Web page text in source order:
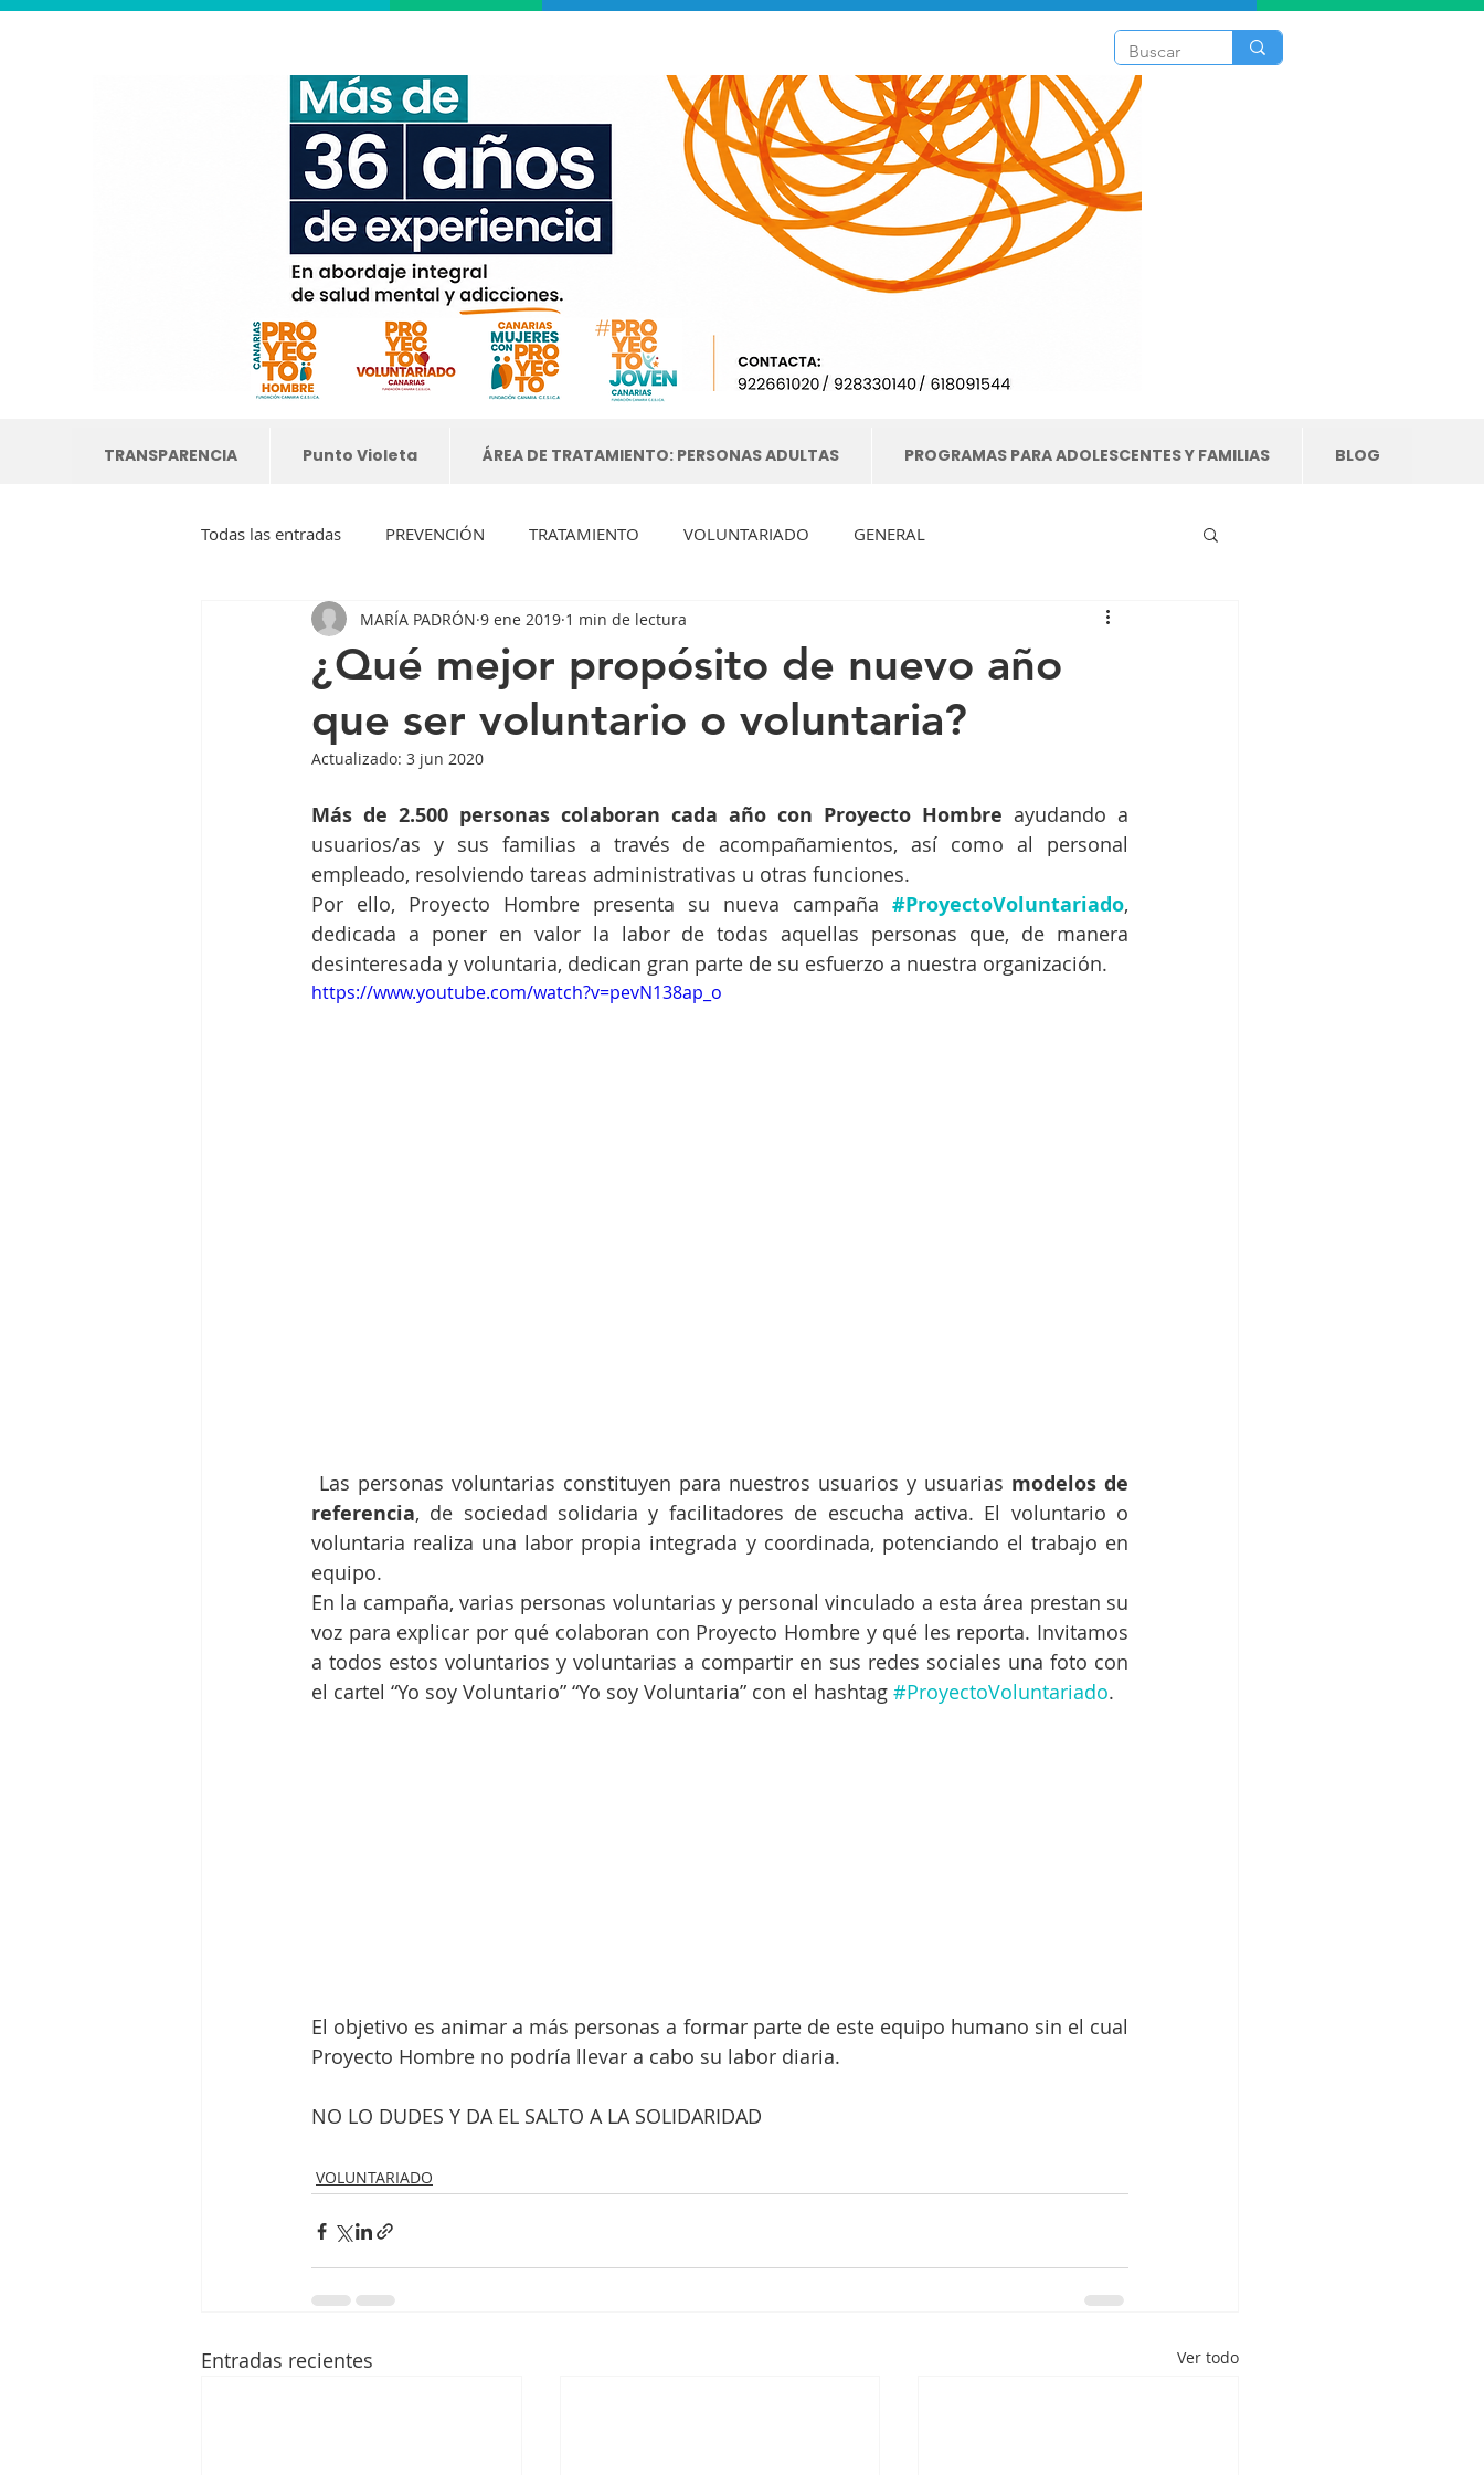
TRANSPARENCIA Punto Violeta ÁREA DE TRATAMIENTO: PERSONAS ADULTAS PROGRAMAS PARA ADOLESCENTES Y FAMILIAS BLOG
Todas las entradas PREVENCIÓN TRATAMIENTO VOLUNTARIADO GENERAL
¿Qué mejor propósito de nuevo año
que ser voluntario o voluntaria?
MARÍA PADRÓN 9 ene 2019 1 min de lectura
Actualizado: 3 jun 2020
Más de 2.500 personas colaboran cada año con Proyecto Hombre ayudando a
usuarios/as y sus familias a través de acompañamientos, así como al personal
empleado, resolviendo tareas administrativas u otras funciones.
Por ello, Proyecto Hombre presenta su nueva campaña #ProyectoVoluntariado,
dedicada a poner en valor la labor de todas aquellas personas que, de manera
desinteresada y voluntaria, dedican gran parte de su esfuerzo a nuestra organización.
https://www.youtube.com/watch?v=pevN138ap_o
Las personas voluntarias constituyen para nuestros usuarios y usuarias modelos de
referencia, de sociedad solidaria y facilitadores de escucha activa. El voluntario o
voluntaria realiza una labor propia integrada y coordinada, potenciando el trabajo en
equipo.
En la campaña, varias personas voluntarias y personal vinculado a esta área prestan su
voz para explicar por qué colaboran con Proyecto Hombre y qué les reporta. Invitamos
a todos estos voluntarios y voluntarias a compartir en sus redes sociales una foto con
el cartel “Yo soy Voluntario” “Yo soy Voluntaria” con el hashtag #ProyectoVoluntariado.
El objetivo es animar a más personas a formar parte de este equipo humano sin el cual
Proyecto Hombre no podría llevar a cabo su labor diaria.
NO LO DUDES Y DA EL SALTO A LA SOLIDARIDAD
VOLUNTARIADO
Entradas recientes Ver todo